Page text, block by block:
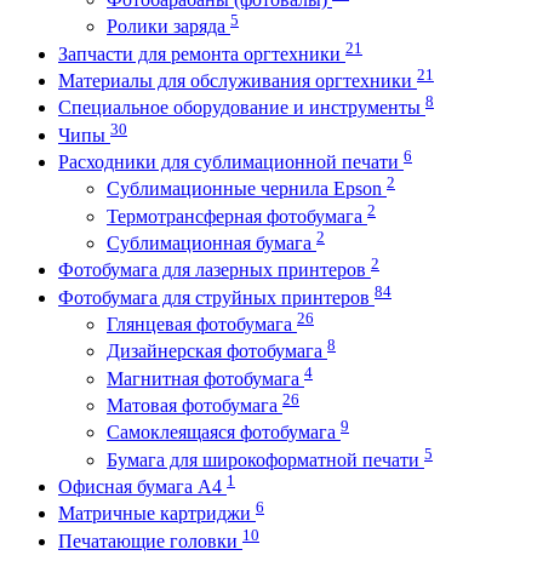
Ролики заряда 5
Запчасти для ремонта оргтехники 21
Материалы для обслуживания оргтехники 21
Специальное оборудование и инструменты 8
Чипы 30
Расходники для сублимационной печати 6
Сублимационные чернила Epson 2
Термотрансферная фотобумага 2
Сублимационная бумага 2
Фотобумага для лазерных принтеров 2
Фотобумага для струйных принтеров 84
Глянцевая фотобумага 26
Дизайнерская фотобумага 8
Магнитная фотобумага 4
Матовая фотобумага 26
Самоклеящаяся фотобумага 9
Бумага для широкоформатной печати 5
Офисная бумага А4 1
Матричные картриджи 6
Печатающие головки 10